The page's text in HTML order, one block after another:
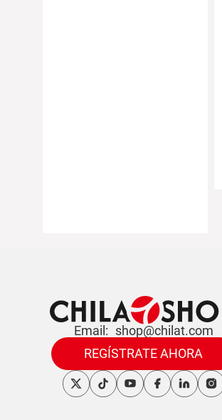
Email: shop@chilat.com
REGÍSTRATE AHORA